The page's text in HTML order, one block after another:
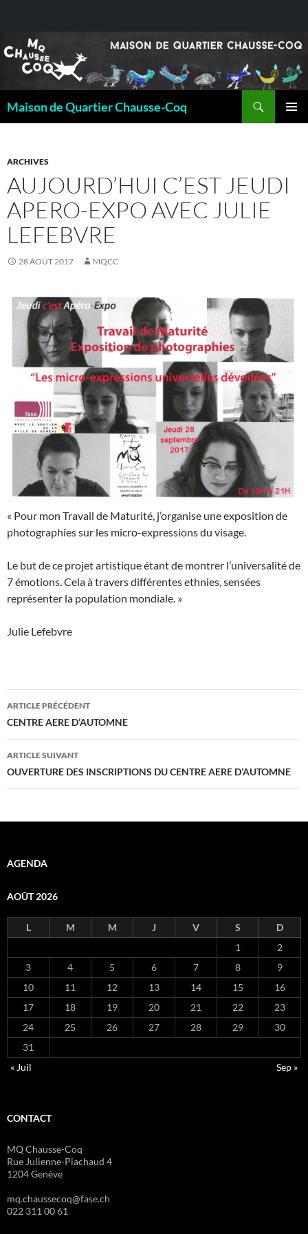
Maison de Quartier Chausse-Coq
ARCHIVES
AUJOURD’HUI C’EST JEUDI
APERO-EXPO AVEC JULIE
LEFEBVRE
28 AOÛT 2017 MQCC
« Pour mon Travail de Maturité, j’organise une exposition de
photographies sur les micro-expressions du visage.
Le but de ce projet artistique étant de montrer l’universalité de
7 émotions. Cela à travers différentes ethnies, sensées
représenter la population mondiale. »
Julie Lefebvre
Navigation
des
articles
ARTICLE PRÉCÉDENT
CENTRE AERE D’AUTOMNE
ARTICLE SUIVANT
OUVERTURE DES INSCRIPTIONS DU CENTRE AERE D’AUTOMNE
AGENDA
AOÛT 2026
L M M J V S
D
1
2
3
4 5 6 7 8
9
10
11 12 13 14 15
16
17
18 19 20 21 22
23
24
25 26 27 28 29
30
31
« Juil
Sep »
CONTACT
MQ Chausse-Coq
Rue Julienne-Piachaud 4
1204 Genève
mq.chaussecoq@fase.ch
022 311 00 61